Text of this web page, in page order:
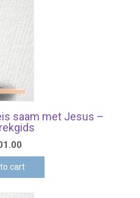
saam met Jesus –
cart